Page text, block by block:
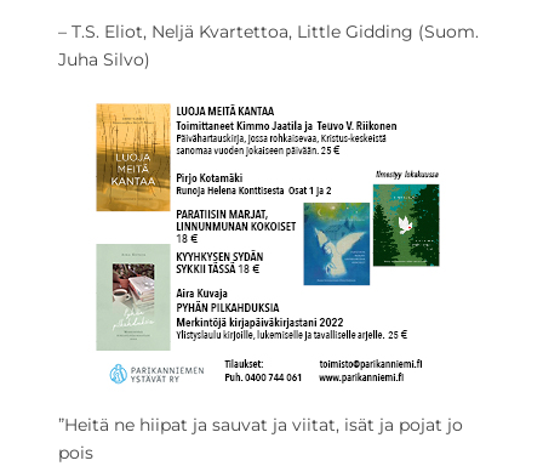
– T.S. Eliot, Neljä Kvartettoa, Little Gidding (Suom.
Juha Silvo)
”Heitä ne hiipat ja sauvat ja viitat, isät ja pojat jo
pois